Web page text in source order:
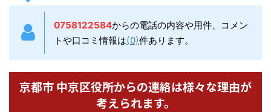
0758122584からの電話の内容や用件、コメン
トや口コミ情報は(0)件あります。
京都市 中京区役所からの連絡は様々な理由が
考えられます。